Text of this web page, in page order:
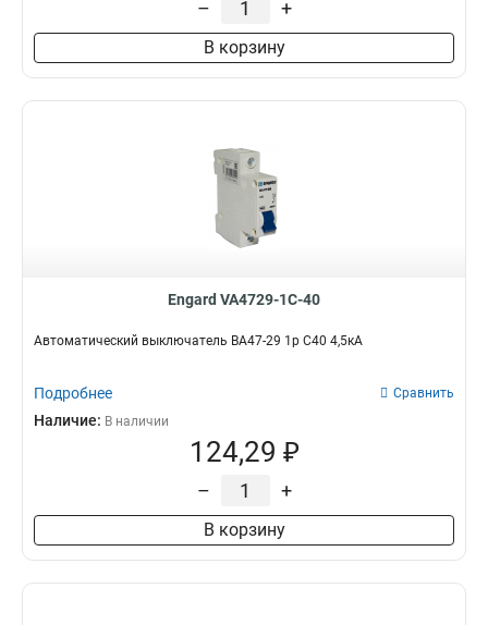
– +
В корзину
Engard VA4729-1C-40
Автоматический выключатель ВА47-29 1р C40 4,5кА
Подробнее Сравнить
Наличие: В наличии
124,29 ₽
– +
В корзину